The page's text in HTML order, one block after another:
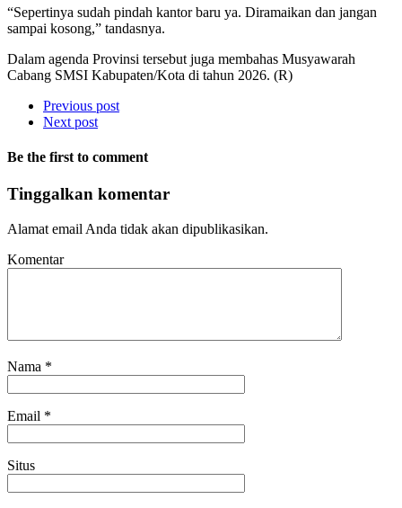
“Sepertinya sudah pindah kantor baru ya. Diramaikan dan jangan
sampai kosong,” tandasnya.
Dalam agenda Provinsi tersebut juga membahas Musyawarah
Cabang SMSI Kabupaten/Kota di tahun 2026. (R)
Previous post
Next post
Be the first to comment
Tinggalkan komentar
Alamat email Anda tidak akan dipublikasikan.
Komentar
Nama *
Email *
Situs